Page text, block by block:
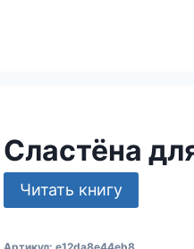
Сластёна
Читать книгу